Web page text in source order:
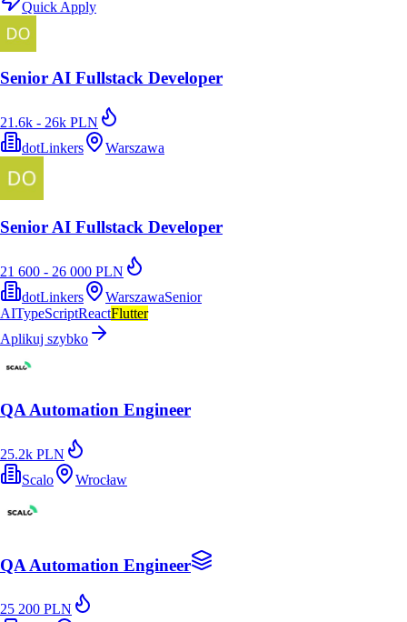
Quick Apply
Senior AI Fullstack Developer
21.6k - 26k PLN
dotLinkers
Warszawa
Senior AI Fullstack Developer
21 600 - 26 000 PLN
dotLinkers
WarszawaSenior
AITypeScriptReactFlutter
Aplikuj szybko
QA Automation Engineer
25.2k PLN
Scalo
Wrocław
QA Automation Engineer
25 200 PLN